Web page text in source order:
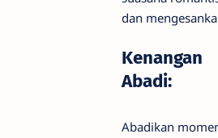
dan
Kenangan
Abadi:
Abadikan